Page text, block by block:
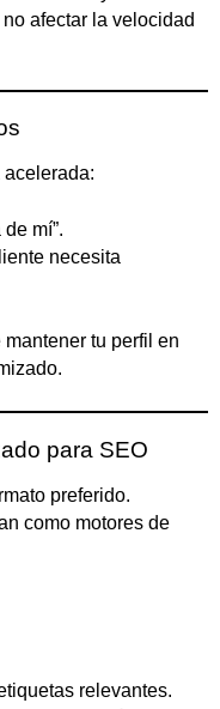
afectar la velocidad
mí”.
necesita
tu perfil en
para SEO
preferido.
como motores de
relevantes.